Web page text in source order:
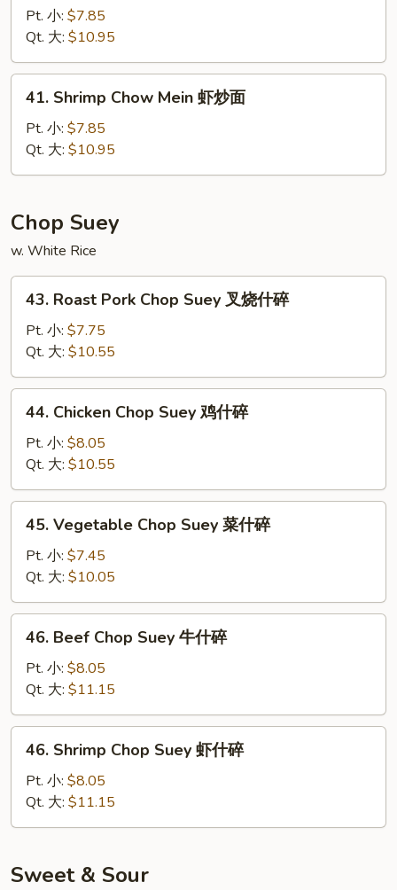
Chow
Mein
牛
炒
Pt. 小: $7.85
Qt. 大: $10.95
Shrimp
Chow
Mein
虾
面
41. Shrimp Chow Mein 虾炒面
Pt. 小: $7.85
Qt. 大: $10.95
Chop Suey
w. White Rice
Roast
Pork
Chop
Suey
叉
43. Roast Pork Chop Suey 叉烧什碎
Pt. 小: $7.75
Qt. 大: $10.55
Chicken
Chop
Suey
鸡
什
44. Chicken Chop Suey 鸡什碎
Pt. 小: $8.05
Qt. 大: $10.55
Vegetable
Chop
Suey
菜
什
45. Vegetable Chop Suey 菜什碎
Pt. 小: $7.45
Qt. 大: $10.05
Beef
Chop
Suey
牛
什
46. Beef Chop Suey 牛什碎
Pt. 小: $8.05
Qt. 大: $11.15
Shrimp
Chop
Suey
虾
碎
46. Shrimp Chop Suey 虾什碎
Pt. 小: $8.05
Qt. 大: $11.15
Sweet & Sour